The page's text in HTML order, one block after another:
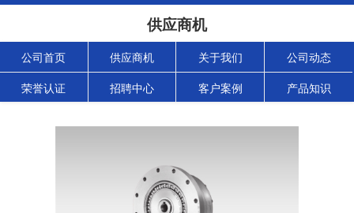
供应商机
公司首页 供应商机 关于我们 公司动态
荣誉认证 招聘中心 客户案例 产品知识